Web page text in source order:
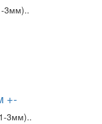
3мм)..
+-
3мм)..